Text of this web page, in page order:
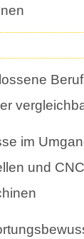
im
und